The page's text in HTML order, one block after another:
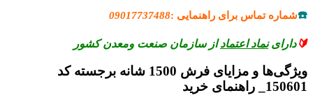
☎️شماره تماس برای راهنمایی :09017737488
🔰داراینماد اعتماداز سازمان صنعت ومعدن کشور
ویژگی‌ها و مزایای فرش 1500 شانه برجسته کد
150601_ راهنمای خرید